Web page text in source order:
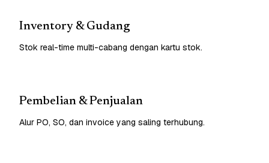
Inventory & Gudang
Stok real-time multi-cabang dengan kartu stok.
Pembelian & Penjualan
Alur PO, SO, dan invoice yang saling terhubung.